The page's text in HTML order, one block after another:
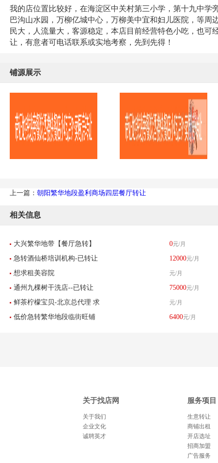
我的店位置比较好，在海淀区中关村第三小学， 第十九中学
巴沟山水园，万柳亿城中心，万柳美中宜和妇儿医院，等
民大，人流量大，客源稳定，本店目前经营特色小吃，也
让，有意者可电话联系或实地考察，先到先得！
铺源展示
上一篇： 朝阳繁华地段盈利商场四层餐厅转让
相关信息
大兴繁华地带【餐厅急转】
400平米 找店网推荐
0元/月
急转酒仙桥培训机构-已转让 12000元/月
想求租美容院 元/月
通州九棵树干洗店--已转让 75000元/月
鲜茶柠檬宝贝-北京总代理 求
租北京区域8-30平米店铺
元/月
低价急转繁华地段临街旺铺 6400元/月
关于找店网
关于我们
企业文化
诚聘英才
服务项目
生意转让
商铺出租
开店选址
招商加盟
广告服务